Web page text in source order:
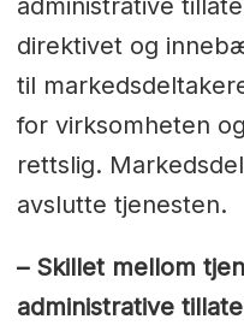
direktivet og
til
for virksomheten
rettslig.
avslutte tjenesten.
– Skillet mellom
administrative